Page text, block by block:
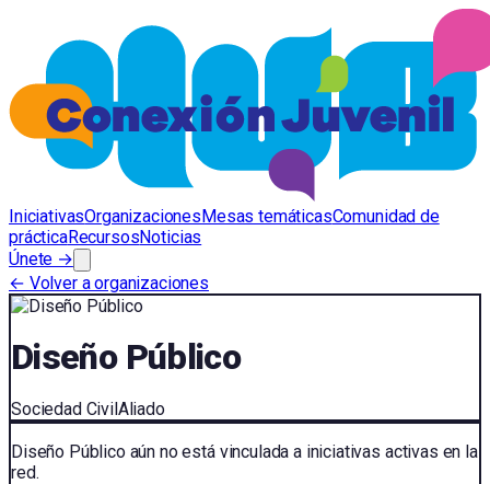
IniciativasOrganizacionesMesas temáticasComunidad de
prácticaRecursosNoticias
Únete →
← Volver a organizaciones
Diseño Público
Sociedad CivilAliado
Diseño Públicoaún no está vinculada a iniciativas activas en la
red.